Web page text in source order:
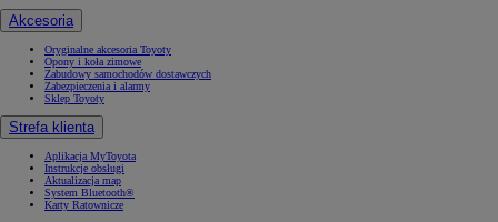
Akcesoria
Oryginalne akcesoria Toyoty
Opony i koła zimowe
Zabudowy samochodów dostawczych
Zabezpieczenia i alarmy
Sklep Toyoty
Strefa klienta
Aplikacja MyToyota
Instrukcje obsługi
Aktualizacja map
System Bluetooth®
Karty Ratownicze